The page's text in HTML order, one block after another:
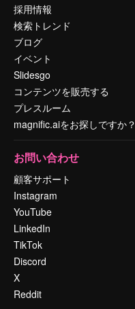
採用情報
検索トレンド
ブログ
イベント
Slidesgo
コンテンツを販売する
プレスルーム
magnific.aiをお探しですか？
お問い合わせ
顧客サポート
Instagram
YouTube
LinkedIn
TikTok
Discord
X
Reddit